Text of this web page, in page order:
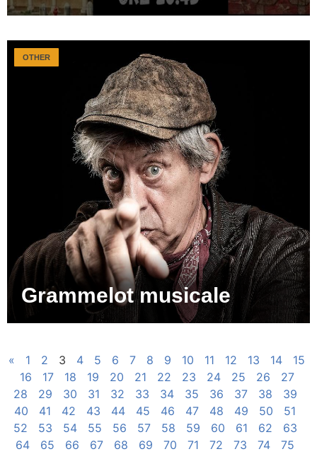
Grammelot musicale
OTHER
« 1 2 3 4 5 6 7 8 9 10 11 12 13 14
15
16
17 18 19 20 21 22 23 24 25 26
27
28
29 30 31 32 33 34 35 36 37 38
39
40
41 42 43 44 45 46 47 48 49 50
51
52
53 54 55 56 57 58 59 60 61 62
63
64
65 66 67 68 69 70 71 72 73 74
75